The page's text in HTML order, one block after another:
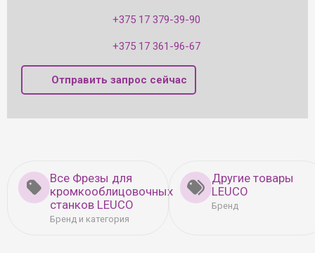
+375 17 379-39-90
+375 17 361-96-67
Отправить запрос сейчас
Все Фрезы для
кромкооблицовочных
станков LEUCO
Бренд и категория
Другие товары
LEUCO
Бренд